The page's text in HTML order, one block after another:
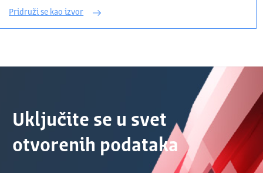
Pridruži se kao izvor
Uključite se u svet
otvorenih podataka